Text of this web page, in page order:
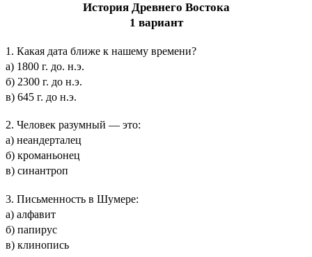
История Древнего Востока
1 вариант
1. Какая дата ближе к нашему времени?
а) 1800 г. до. н.э.
б) 2300 г. до н.э.
в) 645 г. до н.э.
2. Человек разумный — это:
а) неандерталец
б) кроманьонец
в) синантроп
3. Письменность в Шумере:
а) алфавит
б) папирус
в) клинопись